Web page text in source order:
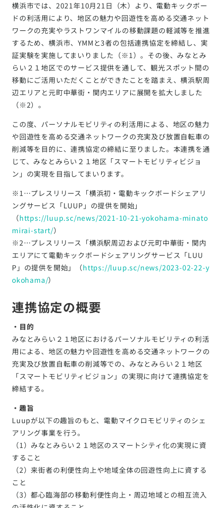
横浜市では、2021年10月21日（木）より、電動キックボー
ドの利活用により、地区の魅力や回遊性を高める交通ネット
ワークの充実やラストワンマイルの移動課題の軽減等を推進
するため、横浜市、YMMと3者の包括連携協定を締結し、実
証実験を実施してまいりました（※1）。その後、みなとみ
らい２１地区でのサービス提供を通して、観光スポット間の
移動にご活用いただくことができたことを踏まえ、横浜駅周
辺エリアと元町中華街・関内エリアに展開を拡大しました
（※2）。
この度、パーソナルモビリティの利活用による、地区の魅力
や回遊性を高める交通ネットワークの充実及び放置自転車の
削減等を目的に、連携協定の締結に至りました。本連携を通
じて、みなとみらい２１地区「スマートモビリティビジョ
ン」の実現を目指してまいります。
※1…プレスリリース「横浜初・電動キックボードシェアリ
ングサービス「LUUP」の提供を開始」
（https://luup.sc/news/2021-10-21-yokohama-minato
mirai-start/）
※2…プレスリリース「横浜駅周辺および元町中華街・関内
エリアにて電動キックボードシェアリングサービス「LUU
P」の提供を開始」（https://luup.sc/news/2023-02-22-y
okohama/）
連携協定の概要
・目的
みなとみらい２１地区におけるパーソナルモビリティの利活
用による、地区の魅力や回遊性を高める交通ネットワークの
充実及び放置自転車の削減等での、みなとみらい２１地区
「スマートモビリティビジョン」の実現に向けて連携協定を
締結する。
・趣旨
Luupが以下の趣旨のもと、電動マイクロモビリティのシェ
アリング事業を行う。
（1）みなとみらい２１地区のスマートシティ化の実現に資
すること
（2）来街者の利便性向上や地域全体の回遊性向上に資する
こと
（3）都心臨海部の移動利便性向上・周辺地域との相互流入